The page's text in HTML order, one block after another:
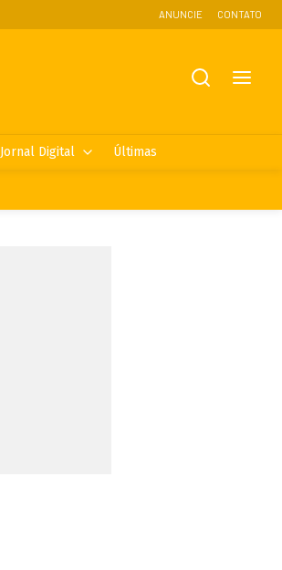
ANUNCIE CONTATO
Jornal Digital Últimas